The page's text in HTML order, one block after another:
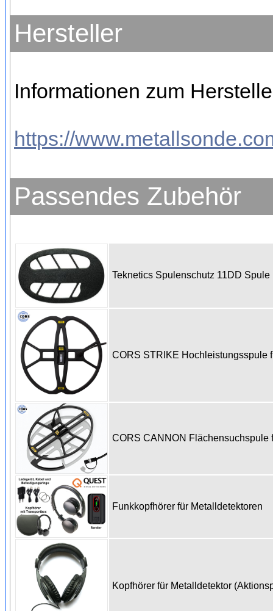
Hersteller
Informationen zum
https://
Passendes Zubehör
Teknetics Spulenschutz 11DD
CORS STRIKE Hochleistungsspule
CORS CANNON Flächensuchspule
Funkkopfhörer für Metalldetektoren
Kopfhörer für Metalldetektor